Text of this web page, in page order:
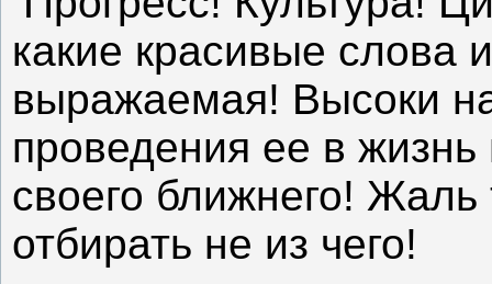
какие красивые слова
выражаемая! Высоки
проведения ее в
своего ближнего! Жаль
отбирать не из чего!